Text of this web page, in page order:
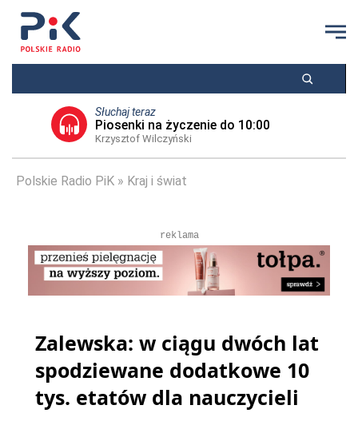
Słuchaj teraz
Piosenki na życzenie do 10:00
Krzysztof Wilczyński
Polskie Radio PiK Kraj i świat
reklama
Zalewska: w ciągu dwóch lat
spodziewane dodatkowe 10
tys. etatów dla nauczycieli